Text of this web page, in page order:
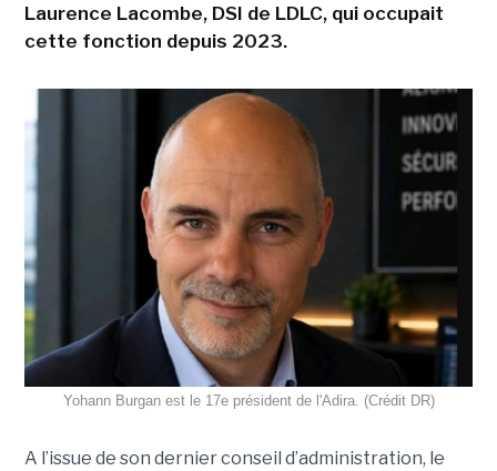
Laurence Lacombe, DSI de LDLC, qui occupait
cette fonction depuis 2023.
Yohann Burgan est le 17e président de l'Adira. (Crédit DR)
A l’issue de son dernier conseil d’administration, le